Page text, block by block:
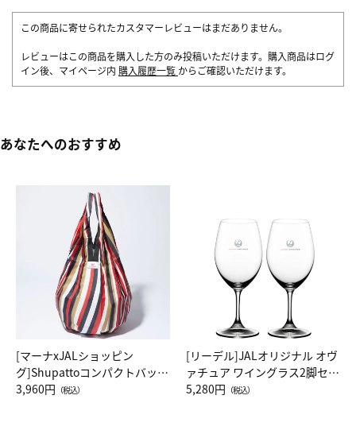
この商品に寄せられたカスタマーレビューはまだありません。
レビューはこの商品を購入した方のみ投稿いただけます。購入商品はログ
イン後、マイページ内 購入履歴一覧 からご確認いただけます。
あなたへのおすすめ
[マーナxJALショッピン
グ]Shupattoコンパクトバッグ
Drop JAL客室乗務員（LC）ス
3,960円 （税込）
[リーデル]JALオリジナル オヴ
ァチュア ワイングラス2脚セッ
ト（レッドワイン）
5,280円 （税込）